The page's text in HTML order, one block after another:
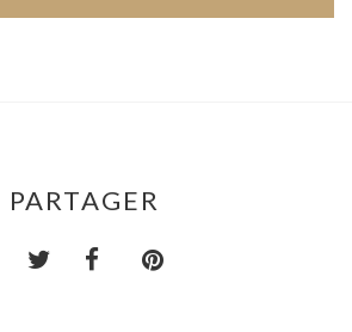
PARTAGER